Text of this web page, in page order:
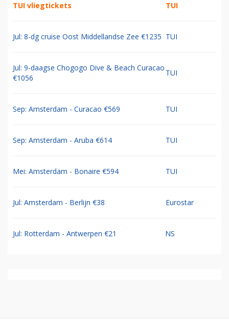
TUI vliegtickets TUI
Jul: 8-dg cruise Oost Middellandse Zee €1235 TUI
Jul: 9-daagse Chogogo Dive & Beach Curacao
€1056
TUI
Sep: Amsterdam - Curacao €569 TUI
Sep: Amsterdam - Aruba €614 TUI
Mei: Amsterdam - Bonaire €594 TUI
Jul: Amsterdam - Berlijn €38 Eurostar
Jul: Rotterdam - Antwerpen €21 NS